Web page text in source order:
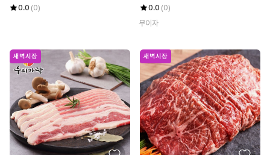
0.0 (0) 0.0 (0)
무이자
새벽시장 새벽시장